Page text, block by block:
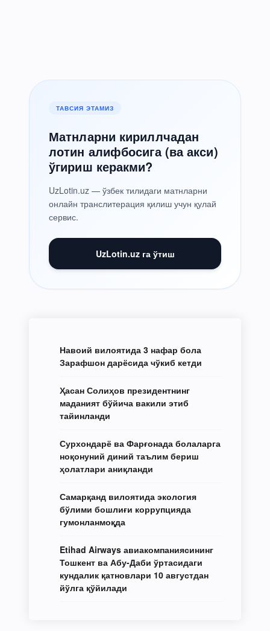
ТАВСИЯ ЭТАМИЗ
Матнларни кириллчадан
лотин алифбосига (ва акси)
ўгириш керакми?
UzLotin.uz — ўзбек тилидаги матнларни
онлайн транслитерация қилиш учун қулай
сервис.
UzLotin.uz га ўтиш
Навоий вилоятида 3 нафар бола
Зарафшон дарёсида чўкиб кетди
Ҳасан Солиҳов президентнинг
маданият бўйича вакили этиб
тайинланди
Сурхондарё ва Фарғонада болаларга
ноқонуний диний таълим бериш
ҳолатлари аниқланди
Самарқанд вилоятида экология
бўлими бошлиғи коррупцияда
гумонланмоқда
Etihad Airways авиакомпаниясининг
Тошкент ва Абу-Даби ўртасидаги
кундалик қатновлари 10 августдан
йўлга қўйилади